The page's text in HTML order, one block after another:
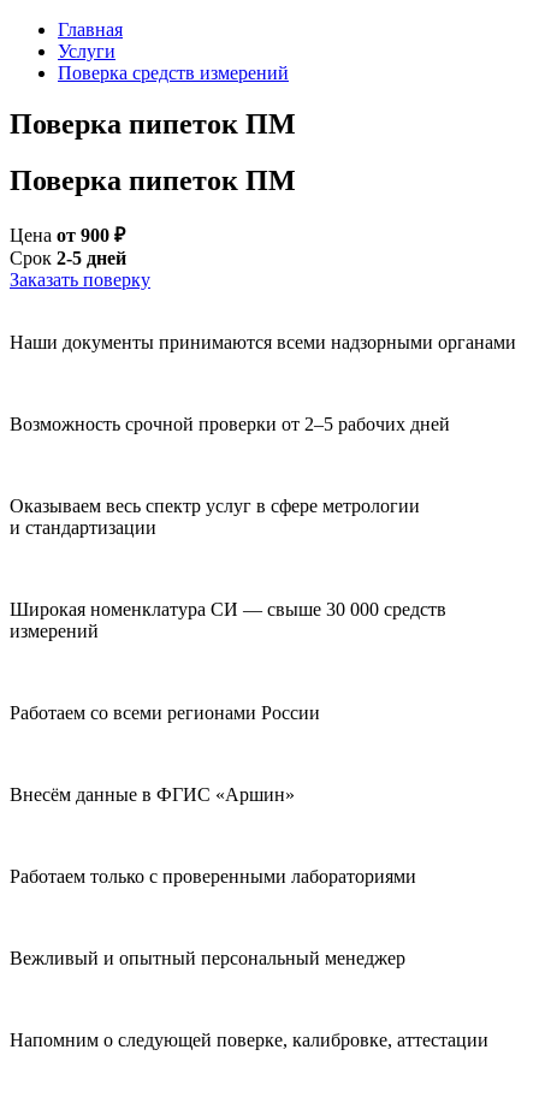
Главная
Услуги
Поверка средств измерений
Поверка пипеток ПМ
Поверка пипеток ПМ
Цена от 900 ₽
Срок 2-5 дней
Заказать поверку
Наши документы принимаются всеми надзорными органами
Возможность срочной проверки от 2–5 рабочих дней
Оказываем весь спектр услуг в сфере метрологии
и стандартизации
Широкая номенклатура СИ — свыше 30 000 средств
измерений
Работаем со всеми регионами России
Внесём данные в ФГИС «Аршин»
Работаем только с проверенными лабораториями
Вежливый и опытный персональный менеджер
Напомним о следующей поверке, калибровке, аттестации